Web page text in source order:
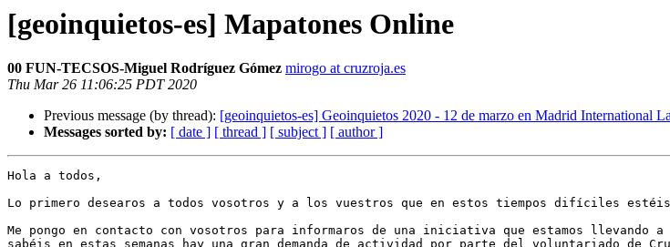
[geoinquietos-es] Mapatones Online
00 FUN-TECSOS-Miguel Rodríguez Gómez mirogo at cruzroja.es
Thu Mar 26 11:06:25 PDT 2020
Previous message (by thread): [geoinquietos-es] Geoinquietos 2020 - 12 de marzo en Madrid International
Messages sorted by: [ date ] [ thread ] [ subject ] [ author ]
Hola a todos,
Lo primero desearos a todos vosotros y a los vuestros que en estos tiempos difíciles
Me pongo en contacto con vosotros para informaros de una iniciativa que estamos llevando
sabéis en estas semanas hay una gran demanda de actividad por parte del voluntariado de